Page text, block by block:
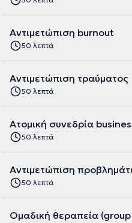
Αντιμετώπιση burnout
50 λεπτά
Αντιμετώπιση τραύματος
50 λεπτά
Ατομική συνεδρία
50 λεπτά
Αντιμετώπιση
50 λεπτά
Ομαδική θεραπεία